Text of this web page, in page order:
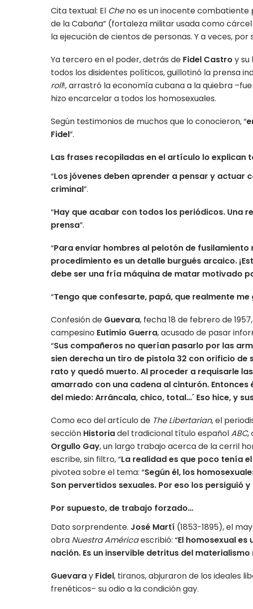
Cita textual: El Cheno es un inocente combatiente
de la Cabaña” (fortaleza militar usada como
la ejecución de cientos de personas. Y a veces, por
Ya tercero en el poder, detrás de Fidel Castro y su
todos los disidentes políticos, guillotinó la prensa
roll!, arrastró la economía cubana a la quiebra
hizo encarcelar a todos los homosexuales.
Según testimonios de muchos que lo conocieron, “
Fidel”.
Las frases recopiladas en el artículo lo explican
“Los jóvenes deben aprender a pensar y actuar
criminal”.
“Hay que acabar con todos los periódicos. Una
prensa”.
“Para enviar hombres al pelotón de fusilamiento
procedimiento es un detalle burgués arcaico.
debe ser una fría máquina de matar motivado
“Tengo que confesarte, papá, que realmente
Confesión de Guevara, fecha 18 de febrero de
campesino Eutimio Guerra, acusado de pasar
“Sus compañeros no querían pasarlo por las
sien derecha un tiro de pistola 32 con orificio de
rato y quedó muerto. Al proceder a requisarle
amarrado con una cadena al cinturón.
del miedo: Arráncala, chico, total…´ Eso hice, y
Como eco del artículo de The Libertarian, el
sección Historiadel tradicional título españolABC,
Orgullo Gay, un largo trabajo acerca de la cerril
escribe, sin filtro, “La realidad es que poco tenía
pivotea sobre el tema: “Según él, los
Son pervertidos sexuales. Por eso los persiguió
Por supuesto, de trabajo forzado…
Dato sorprendente. José Martí (1853-1895), el
obra Nuestra Américaescribió: “El homosexual
nación. Es un inservible detritus del
Guevaray Fidel, tiranos, abjuraron de los ideales
frenéticos– su odio a la condición gay.